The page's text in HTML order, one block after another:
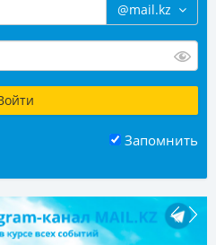
@mail.kz
Запомнить